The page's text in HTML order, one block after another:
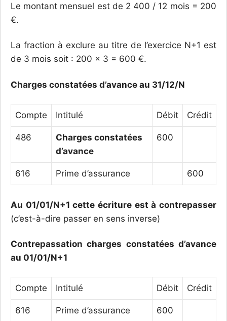
Le montant mensuel est de 2 400 / 12 mois = 200
€.
La fraction à exclure au titre de l’exercice N+1 est
de 3 mois soit : 200 x 3 = 600 €.
Charges constatées d’avance au 31/12/N
Compte Intitulé Débit Crédit
486
Charges constatées
d’avance
600
616 Prime d’assurance 600
Au 01/01/N+1 cette écriture est à contrepasser
(c’est-à-dire passer en sens inverse)
Contrepassation charges constatées d’avance
au 01/01/N+1
Compte Intitulé Débit Crédit
616 Prime d’assurance 600